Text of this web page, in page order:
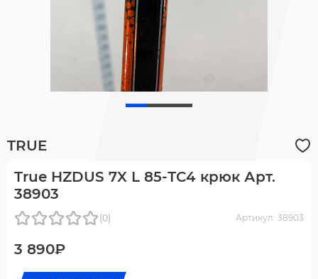
TRUE
True HZDUS 7X L 85-ТС4 крюк Арт.
38903
(0) Артикул: 38903
3 890₽